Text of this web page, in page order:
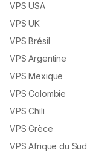
VPS USA
VPS UK
VPS Brésil
VPS Argentine
VPS Mexique
VPS Colombie
VPS Chili
VPS Grèce
VPS Afrique du Sud